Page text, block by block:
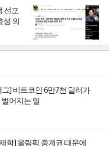
선포
성 의
] 비트코인 6만7천 달러가
어지는 일
학] 올림픽 중계권 때문에